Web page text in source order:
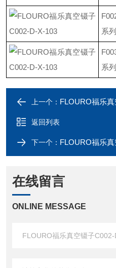
系列
系列
上一个： FLOURO福乐
返回列表
下一个： FLOURO福乐
在线留言
ONLINE MESSAGE